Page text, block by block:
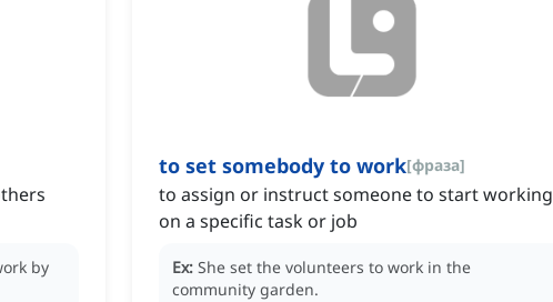
by
to set somebody to work[фраза]
to assign or instruct someone to start working
on a specific task or job
Ex: She set the volunteers to work in the
community garden.